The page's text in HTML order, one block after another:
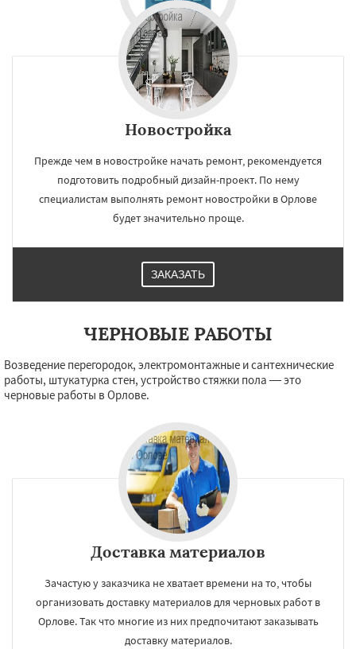
Работаем по
регионам
×
Слободской Советск Сосновка Уржум
Новостройка
Прежде чем в новостройке начать ремонт, рекомендуется
подготовить подробный дизайн-проект. По нему
специалистам выполнять ремонт новостройки в Орлове
будет значительно проще.
ЗАКАЗАТЬ
ЧЕРНОВЫЕ РАБОТЫ
Возведение перегородок, электромонтажные и сантехнические
работы, штукатурка стен, устройство стяжки пола — это
черновые работы в Орлове.
Доставка материалов
Зачастую у заказчика не хватает времени на то, чтобы
организовать доставку материалов для черновых работ в
Орлове. Так что многие из них предпочитают заказывать
доставку материалов.
УЗНАТЬ ПОДРОБНЕЕ ×